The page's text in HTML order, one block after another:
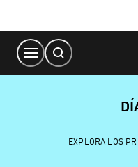
Content
EXPLORA LOS